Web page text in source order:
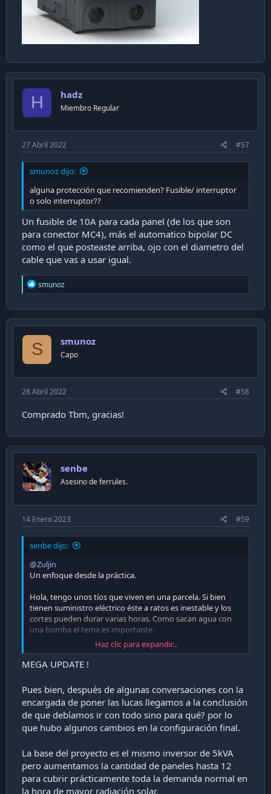
H hadz
Miembro Regular
27 Abril 2022 #57
smunoz dijo:
alguna protección que recomienden? Fusible/ interruptor
o solo interruptor??
Un fusible de 10A para cada panel (de los que son
para conector MC4), más el automatico bipolar DC
como el que posteaste arriba, ojo con el diametro del
cable que vas a usar igual.
R
e
c
t
o
n
smunoz
S smunoz
Capo
28 Abril 2022 #58
Comprado Tbm, gracias!
senbe
Asesino de ferrules.
14 Enero 2023 #59
senbe dijo:
@Zuljin
Un enfoque desde la práctica.
Hola, tengo unos tíos que viven en una parcela. Si bien
tienen suministro eléctrico éste a ratos es inestable y los
cortes pueden durar varias horas. Como sacan agua con
una bomba el tema es importante.
Conversando a lo largo de varios meses nos propusimos
hacer una suerte de prueba de campo con un panel, unas
2kva.
El panel es de 400W trabajando a 41v a potencia máxima.
Las baterías son 6 de 40Ah c/u conectadas en dos series de
40Ah a 36V.
El inversor es una ups de 2kva vieja como ella sola, pero
que estaba guardada y funcionando. Las baterías
originales eran de 7Ah, por lo que las de 40Ah quedaban un
poco grandes y hubo que montar las baterías por fuera de
Haz clic para expandir...
MEGA UPDATE !
Pues bien, después de algunas conversaciones con la
encargada de poner las lucas llegamos a la conclusión
de que debíamos ir con todo sino para qué? por lo
que hubo algunos cambios en la configuración final.
La base del proyecto es el mismo inversor de 5kVA
pero aumentamos la cantidad de paneles hasta 12
para cubrir prácticamente toda la demanda normal en
la hora de mayor radiación solar.